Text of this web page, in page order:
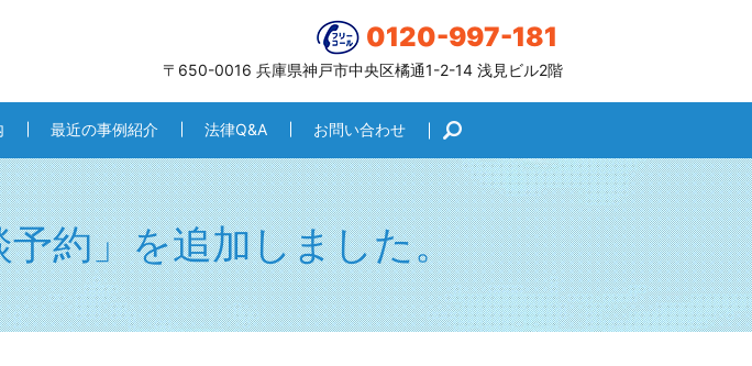
0120-997-181
〒650-0016 兵庫県神戸市中央区橘通1-2-14 浅見ビル2階
最近の事例紹介 法律Q&A お問い合わせ search
約」を追加しました。